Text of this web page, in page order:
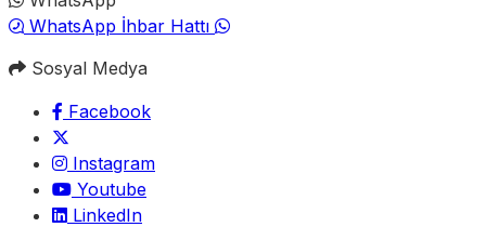
WhatsApp İhbar Hattı
Sosyal Medya
Facebook
Instagram
Youtube
LinkedIn